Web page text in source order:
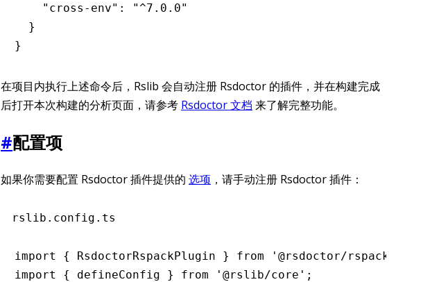
    "cross-env"
:
"^7.0.0"
  }
}
在项目内执行上述命令后，Rslib 会自动注册 Rsdoctor 的插件，并在构建完成
后打开本次构建的分析页面，请参考 Rsdoctor 文档 来了解完整功能。
#配置项
如果你需要配置 Rsdoctor 插件提供的 选项 ，请手动注册 Rsdoctor 插件：
rslib.config.ts
import { RsdoctorRspackPlugin } from '@rsdoctor/rspack-plugin'
import
{ defineConfig } from '@rslib/core' ;